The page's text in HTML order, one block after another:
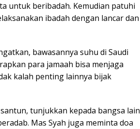
untuk beribadah. Kemudian patuhi
ibadah dengan lancar dan
bawasannya suhu di Saudi
para jamaah bisa menjaga
kalah penting lainnya bijak
tunjukkan kepada bangsa lain
Mas Syah juga meminta doa